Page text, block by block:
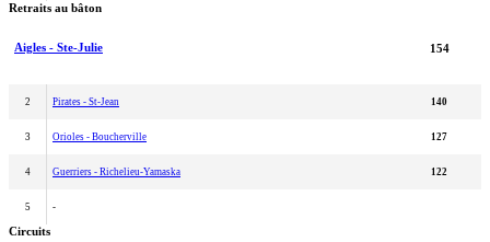
Retraits au bâton
Aigles - Ste-Julie 154
2 Pirates - St-Jean 140
3 Orioles - Boucherville 127
4 Guerriers - Richelieu-Yamaska 122
5 -
Circuits